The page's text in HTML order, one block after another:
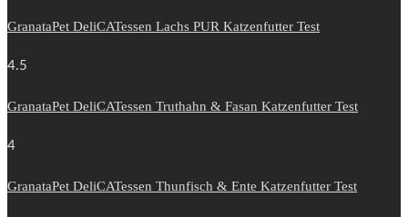
GranataPet DeliCATessen Lachs PUR Katzenfutter Test
4.5
GranataPet DeliCATessen Truthahn & Fasan Katzenfutter Test
4
GranataPet DeliCATessen Thunfisch & Ente Katzenfutter Test